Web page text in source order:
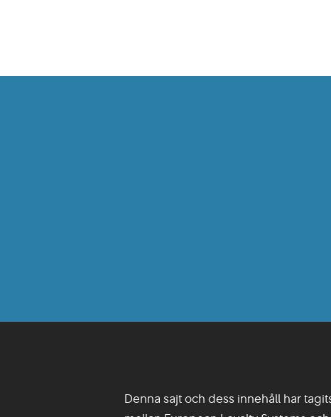
Denna sajt och dess innehåll har